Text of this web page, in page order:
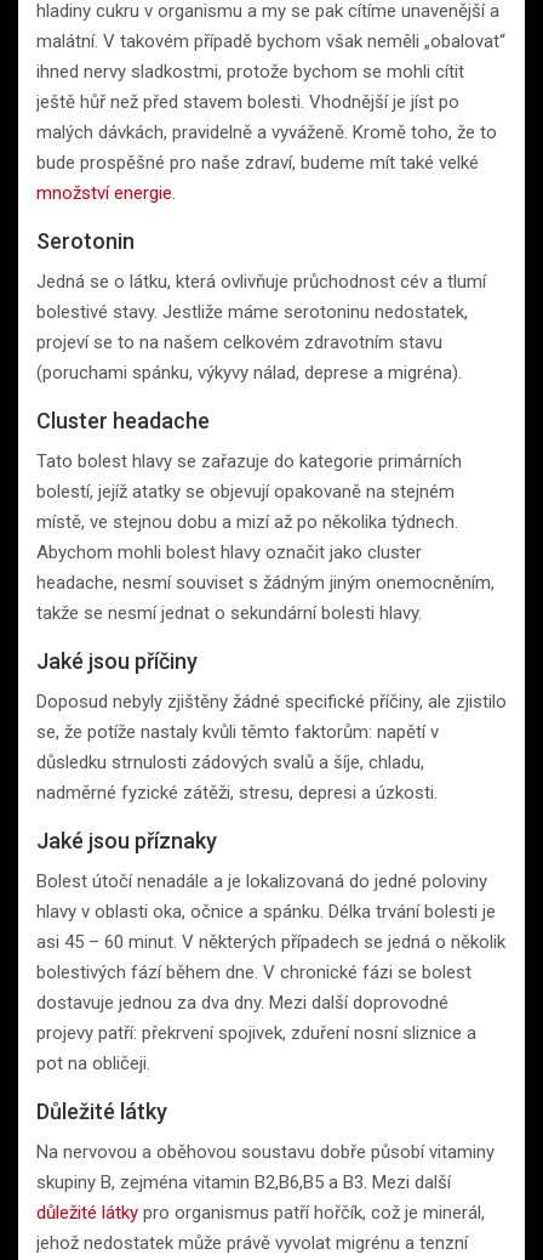
hladiny cukru v organismu a my se pak cítíme unavenější a
malátní. V takovém případě bychom však neměli „obalovat“
ihned nervy sladkostmi, protože bychom se mohli cítit
ještě hůř než před stavem bolesti. Vhodnější je jíst po
malých dávkách, pravidelně a vyváženě. Kromě toho, že to
bude prospěšné pro naše zdraví, budeme mít také velké
množství energie.
Serotonin
Jedná se o látku, která ovlivňuje průchodnost cév a tlumí
bolestivé stavy. Jestliže máme serotoninu nedostatek,
projeví se to na našem celkovém zdravotním stavu
(poruchami spánku, výkyvy nálad, deprese a migréna).
Cluster headache
Tato bolest hlavy se zařazuje do kategorie primárních
bolestí, jejíž atatky se objevují opakovaně na stejném
místě, ve stejnou dobu a mizí až po několika týdnech.
Abychom mohli bolest hlavy označit jako cluster
headache, nesmí souviset s žádným jiným onemocněním,
takže se nesmí jednat o sekundární bolesti hlavy.
Jaké jsou příčiny
Doposud nebyly zjištěny žádné specifické příčiny, ale zjistilo
se, že potíže nastaly kvůli těmto faktorům: napětí v
důsledku strnulosti zádových svalů a šíje, chladu,
nadměrné fyzické zátěži, stresu, depresi a úzkosti.
Jaké jsou příznaky
Bolest útočí nenadále a je lokalizovaná do jedné poloviny
hlavy v oblasti oka, očnice a spánku. Délka trvání bolesti je
asi 45 – 60 minut. V některých případech se jedná o několik
bolestivých fází během dne. V chronické fázi se bolest
dostavuje jednou za dva dny. Mezi další doprovodné
projevy patří: překrvení spojivek, zduření nosní sliznice a
pot na obličeji.
Důležité látky
Na nervovou a oběhovou soustavu dobře působí vitaminy
skupiny B, zejména vitamin B2,B6,B5 a B3. Mezi další
důležité látky pro organismus patří hořčík, což je minerál,
jehož nedostatek může právě vyvolat migrénu a tenzní